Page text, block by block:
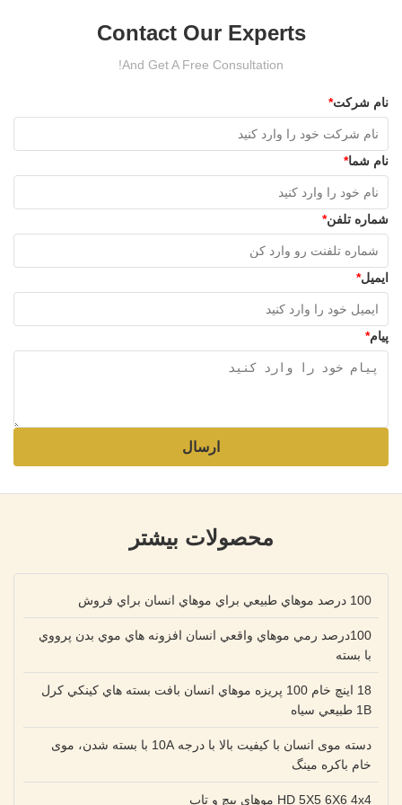
Contact Our Experts
And Get A Free Consultation!
نام شرکت*
نام شما*
شماره تلفن*
ایمیل*
پیام*
ارسال
محصولات بیشتر
100 درصد موهاي طبيعي براي موهاي انسان براي فروش
100درصد رمي موهاي واقعي انسان افزونه هاي موي بدن پرووي
با بسته
18 اينچ خام 100 پريزه موهاي انسان بافت بسته هاي کينکي کرل
1B طبيعي سياه
دسته موی انسان با کیفیت بالا با درجه 10A با بسته شدن، موی
خام باکره مینگ
HD 5X5 6X6 4x4 موهای پیچ و تاب